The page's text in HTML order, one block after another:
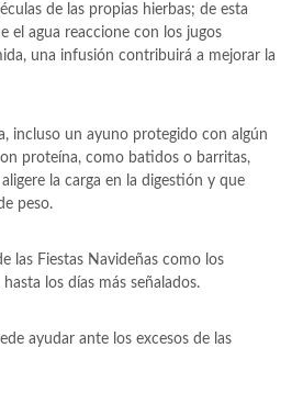
de las propias hierbas; de esta
el agua reaccione con los jugos
una infusión contribuirá a mejorar la
incluso un ayuno protegido con algún
proteína, como batidos o barritas,
la carga en la digestión y que
peso.
las Fiestas Navideñas como los
los días más señalados.